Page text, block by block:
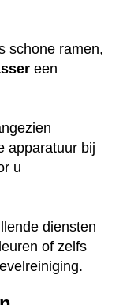
schone ramen,
een
apparatuur bij
u
diensten
of zelfs